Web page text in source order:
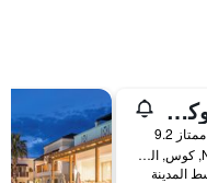
دايموند ديلوكس هوتل ويلنيس آند سبا - للبالغين فقط
ممتاز 9.2
Nea Alikarnassos, كوس, اليونان